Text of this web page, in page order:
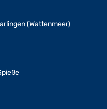
(Wattenmeer)